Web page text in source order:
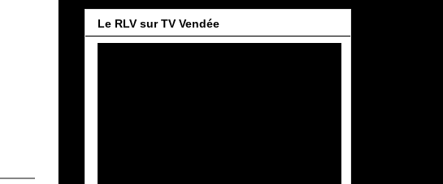
Le RLV sur TV Vendée